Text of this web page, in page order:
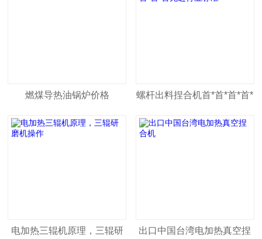
燃煤导热油锅炉价格 螺杆出料捏合机首*首*首*首*
首*首*首先进行业标准
电加热三辊机原理，三辊研 出口中国台湾电加热真空捏